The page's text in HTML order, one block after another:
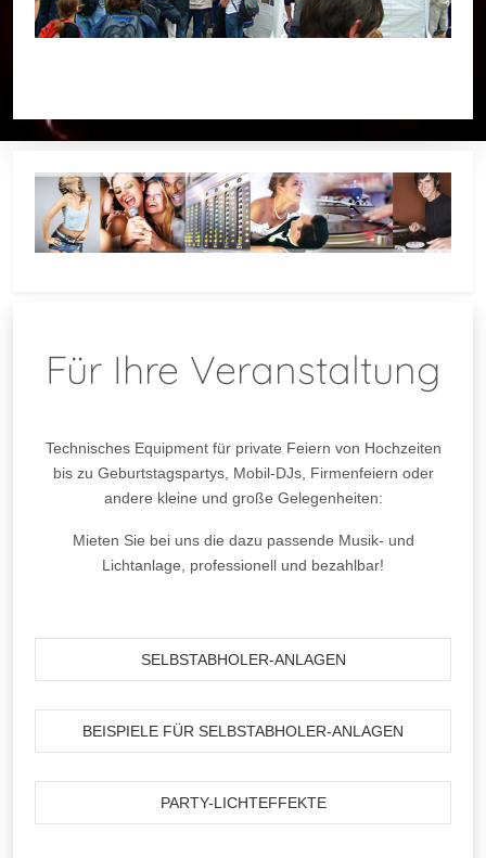
Für Ihre Veranstaltung
Technisches Equipment für private Feiern von Hochzeiten
bis zu Geburtstagspartys, Mobil-DJs, Firmenfeiern oder
andere kleine und große Gelegenheiten:
Mieten Sie bei uns die dazu passende Musik- und
Lichtanlage, professionell und bezahlbar!
SELBSTABHOLER-ANLAGEN
BEISPIELE FÜR SELBSTABHOLER-ANLAGEN
PARTY-LICHTEFFEKTE